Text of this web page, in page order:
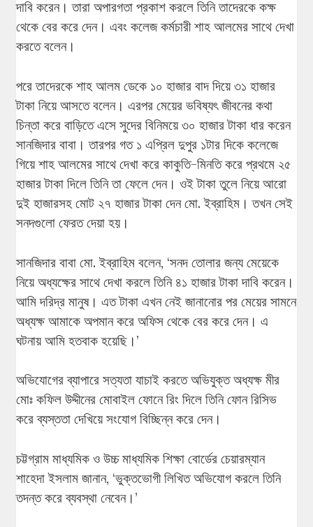
দাবি করেন। তারা অপারগতা প্রকাশ করলে তিনি তাদেরকে কক্ষ
থেকে বের করে দেন। এবং কলেজ কর্মচারী শাহ আলমের সাথে দেখা
করতে বলেন।
পরে তাদেরকে শাহ আলম ডেকে ১০ হাজার বাদ দিয়ে ৩১ হাজার
টাকা নিয়ে আসতে বলেন। এরপর মেয়ের ভবিষ্যৎ জীবনের কথা
চিন্তা করে বাড়িতে এসে সুদের বিনিময়ে ৩০ হাজার টাকা ধার করেন
সানজিদার বাবা। তারপর গত ১ এপ্রিল দুপুর ১টার দিকে কলেজে
গিয়ে শাহ আলমের সাথে দেখা করে কাকুতি-মিনতি করে প্রথমে ২৫
হাজার টাকা দিলে তিনি তা ফেলে দেন। ওই টাকা তুলে নিয়ে আরো
দুই হাজারসহ মোট ২৭ হাজার টাকা দেন মো. ইব্রাহিম। তখন সেই
সনদগুলো ফেরত দেয়া হয়।
সানজিদার বাবা মো. ইব্রাহিম বলেন, ‘সনদ তোলার জন্য মেয়েকে
নিয়ে অধ্যক্ষের সাথে দেখা করলে তিনি ৪১ হাজার টাকা দাবি করেন।
আমি দরিদ্র মানুষ। এত টাকা এখন নেই জানানোর পর মেয়ের সামনে
অধ্যক্ষ আমাকে অপমান করে অফিস থেকে বের করে দেন। এ
ঘটনায় আমি হতবাক হয়েছি।’
অভিযোগের ব্যাপারে সত্যতা যাচাই করতে অভিযুক্ত অধ্যক্ষ মীর
মোঃ কফিল উদ্দীনের মোবাইল ফোনে রিং দিলে তিনি ফোন রিসিভ
করে ব্যস্ততা দেখিয়ে সংযোগ বিচ্ছিন্ন করে দেন।
চট্টগ্রাম মাধ্যমিক ও উচ্চ মাধ্যমিক শিক্ষা বোর্ডের চেয়ারম্যান
শাহেদা ইসলাম জানান, ‘ভুক্তভোগী লিখিত অভিযোগ করলে তিনি
তদন্ত করে ব্যবস্থা নেবেন।’